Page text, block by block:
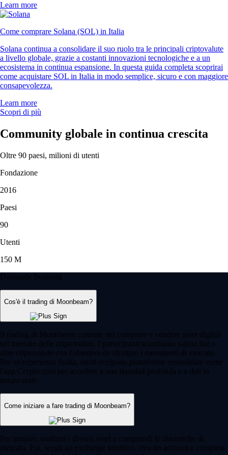
Learn more
Come comprare Solana (SOL) in Italia
Solana continua a consolidare il suo ruolo tra le principali criptovalute
a livello globale, grazie a costanti innovazioni tecnologiche e a un
ecosistema in continua espansione. In questa guida completa scoprirai
come acquistare SOL in Italia in modo semplice, sicuro e con maggiore
consapevolezza.
Learn more
Scopri di più
Community globale in continua crescita
Oltre 90 paesi, milioni di utenti
Fondazione
2016
Paesi
90
Utenti
150 M
Domande frequenti
Cos'è il trading di Moonbeam?
Il trading di Moonbeam consiste nel comprare e vendere asset digitali
sul mercato delle criptovalute. I partecipanti scambiano valuta fiat o
altre criptovalute con l'obiettivo de sfruttare i movimenti di mercato.
Per un'esperienza fluida, molti scelgono piattaforme consolidate come
l'app Crypto.com per accedere a una liquidità profonda e a dati in
tempo reale.
Come iniziare a fare trading di Moonbeam?
Per iniziare, analizza i diversi asset e comprendi le dinamiche di
mercato. Poi, scegli un exchange intuitivo, crea un account e completa